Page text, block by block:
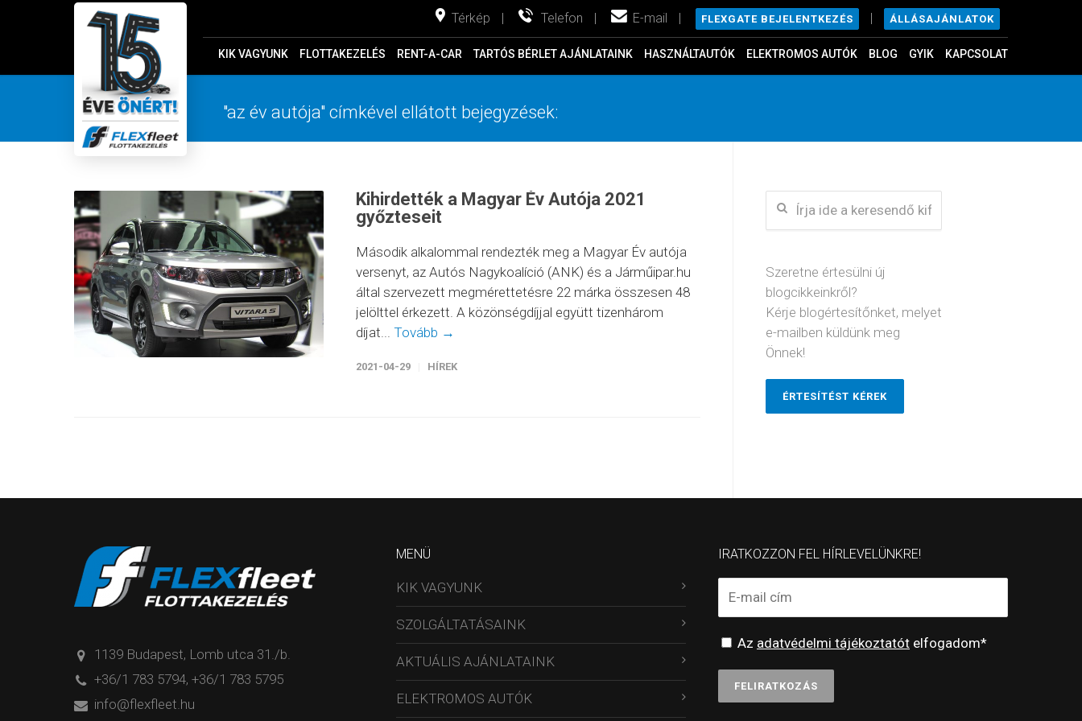
Térkép | Telefon | E-mail | FLEXGATE BEJELENTKEZÉS | ÁLLÁSAJÁNLATOK
KIK VAGYUNK FLOTTAKEZELÉS RENT-A-CAR TARTÓS BÉRLET AJÁNLATAINK HASZNÁLTAUTÓK ELEKTROMOS AUTÓK BLOG GYIK KAPCSOLAT
"az év autója" címkével ellátott bejegyzések:
Kihirdették a Magyar Év Autója 2021
győzteseit
Második alkalommal rendezték meg a Magyar Év autója
versenyt, az Autós Nagykoalíció (ANK) és a Járműipar.hu
által szervezett megmérettetésre 22 márka összesen 48
jelölttel érkezett. A közönségdíjjal együtt tizenhárom
díjat... Tovább →
2021-04-29 HÍREK
Szeretne értesülni új
blogcikkeinkről?
Kérje blogértesítőnket, melyet
e-mailben küldünk meg
Önnek!
ÉRTESÍTÉST KÉREK
1139 Budapest, Lomb utca 31./b.
+36/1 783 5794, +36/1 783 5795
info@flexfleet.hu
MENÜ
KIK VAGYUNK
SZOLGÁLTATÁSAINK
AKTUÁLIS AJÁNLATAINK
ELEKTROMOS AUTÓK
IRATKOZZON FEL HÍRLEVELÜNKRE!
Az adatvédelmi tájékoztatót elfogadom*